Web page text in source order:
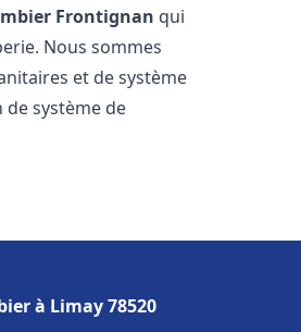
Frontignan qui
Nous sommes
et de système
système de
à Limay 78520